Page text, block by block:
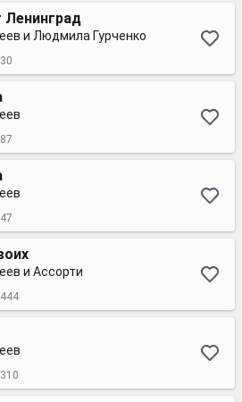
Ленинград
и Людмила Гурченко
30
87
47
и Ассорти
444
310